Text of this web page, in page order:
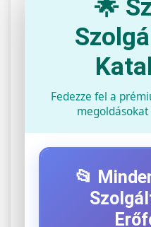
🌟
Fedezze fel a
📂